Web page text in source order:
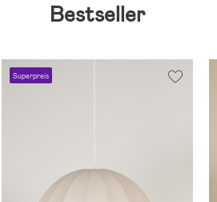
Bestseller
Superpreis